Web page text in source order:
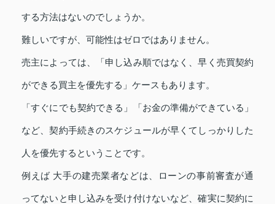
する方法はないのでしょうか。
難しいですが、可能性はゼロではありません。
売主によっては、「申し込み順ではなく、早く売買契約
ができる買主を優先する」ケースもあります。
「すぐにでも契約できる」「お金の準備ができている」
など、契約手続きのスケジュールが早くてしっかりした
人を優先するということです。
例えば 大手の建売業者などは、ローンの事前審査が通
ってないと申し込みを受け付けないなど、確実に契約に